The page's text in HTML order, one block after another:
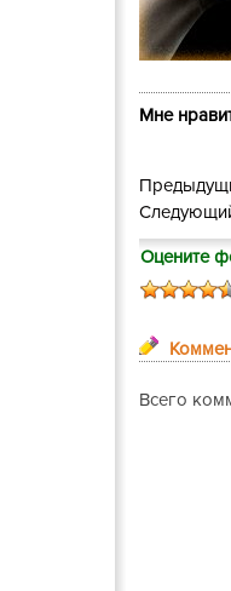
Мне
Оцените
Всего